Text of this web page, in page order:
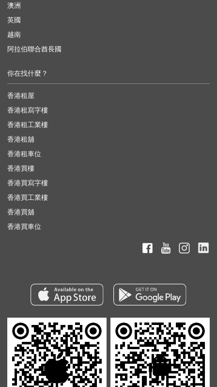
澳洲
英國
越南
阿拉伯聯合酋長國
你在找什麼？
香港租屋
香港租寫字樓
香港租工業樓
香港租舖
香港租車位
香港買樓
香港買寫字樓
香港買工業樓
香港買舖
香港買車位